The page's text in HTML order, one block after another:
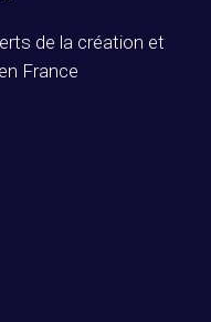
de la création et
France